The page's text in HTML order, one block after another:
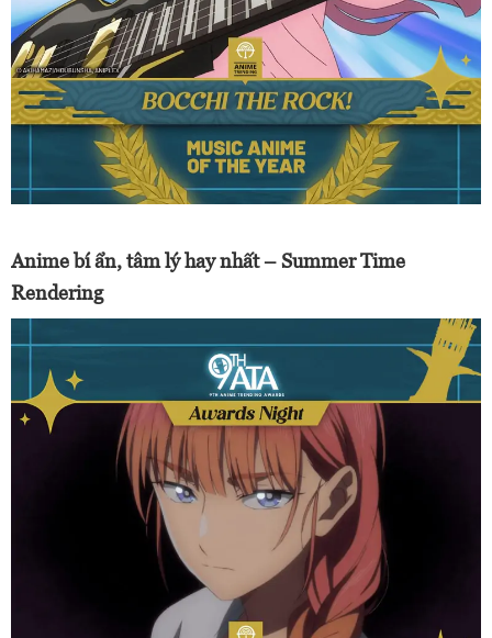
Anime bí ẩn, tâm lý hay nhất – Summer Time
Rendering